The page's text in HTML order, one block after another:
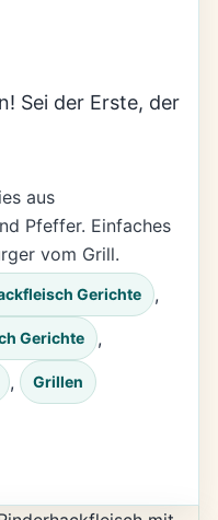
Sei der Erste, der
aus
Pfeffer. Einfaches
vom Grill.
Gerichte ,
Gerichte ,
, Grillen